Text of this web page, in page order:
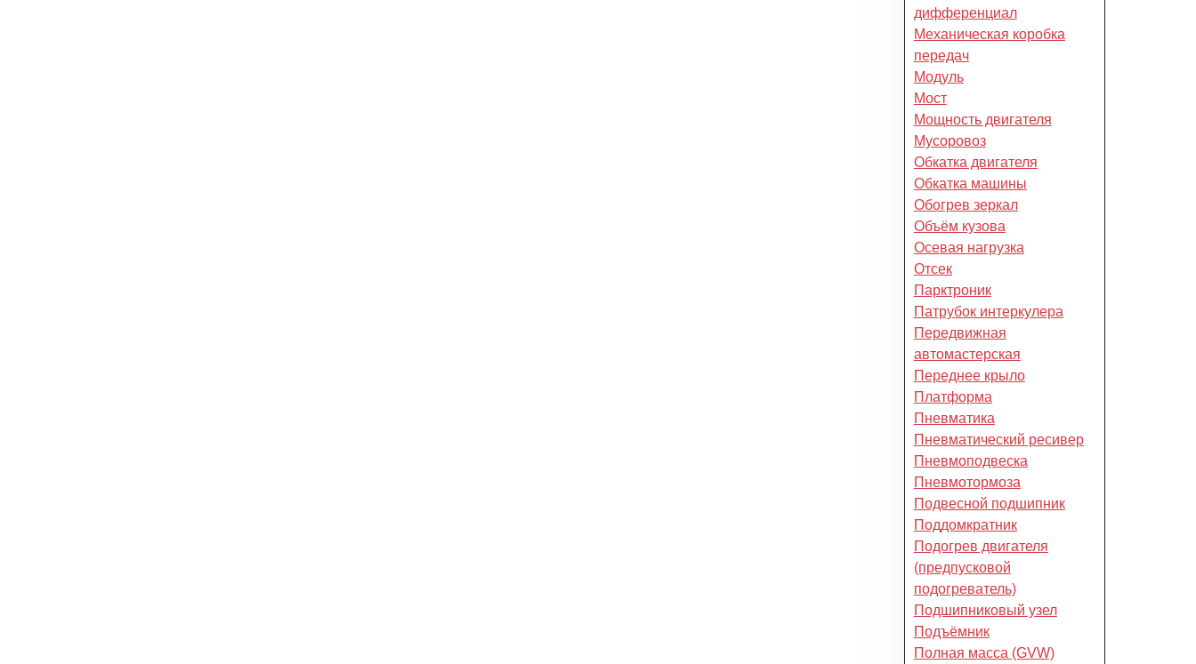
дифференциал
Механическая коробка
передач
Модуль
Мост
Мощность двигателя
Мусоровоз
Обкатка двигателя
Обкатка машины
Обогрев зеркал
Объём кузова
Осевая нагрузка
Отсек
Парктроник
Патрубок интеркулера
Передвижная
автомастерская
Переднее крыло
Платформа
Пневматика
Пневматический ресивер
Пневмоподвеска
Пневмотормоза
Подвесной подшипник
Поддомкратник
Подогрев двигателя
(предпусковой
подогреватель)
Подшипниковый узел
Подъёмник
Полная масса (GVW)